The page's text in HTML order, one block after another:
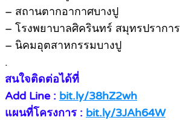
– สถานตากอากาศบางปู
– โรงพยาบาลศิครินทร์ สมุทรปราการ
– นิคมอุตสาหกรรมบางปู
.
สนใจติดต่อได้ที่
Add Line : bit.ly/38hZ2wh
แผนที่โครงการ : bit.ly/3JAh64W